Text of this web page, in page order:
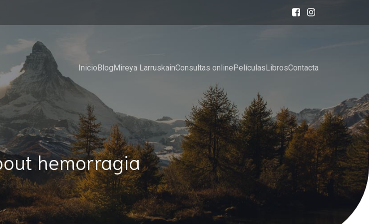
InicioBlogMireya LarruskainConsultas onlinePelículasLibrosContacta
hemorragia